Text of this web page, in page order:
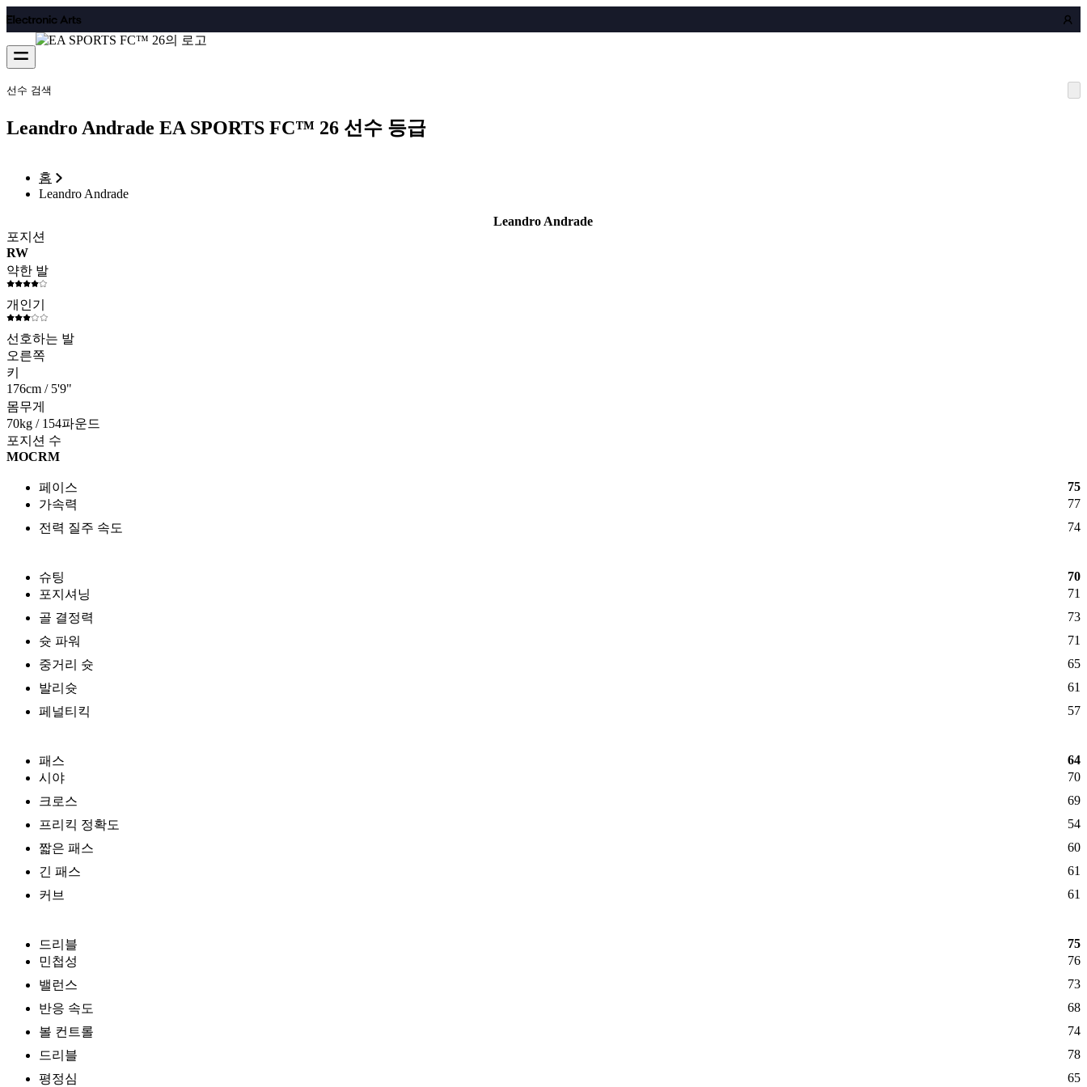
최소 3자 이상의 문자 또는 숫자를 입력하세요
Leandro Andrade EA SPORTS FC™ 26 선수 등급
홈
Leandro Andrade
Leandro Andrade
포지션
RW
약한 발
개인기
선호하는 발
오른쪽
키
176cm / 5'9"
몸무게
70kg / 154파운드
포지션 수
MOCRM
페이스
75
가속력
77
전력 질주 속도
74
슈팅
70
포지셔닝
71
골 결정력
73
슛 파워
71
중거리 슛
65
발리슛
61
페널티킥
57
패스
64
시야
70
크로스
69
프리킥 정확도
54
짧은 패스
60
긴 패스
61
커브
61
드리블
75
민첩성
76
밸런스
73
반응 속도
68
볼 컨트롤
74
드리블
78
평정심
65